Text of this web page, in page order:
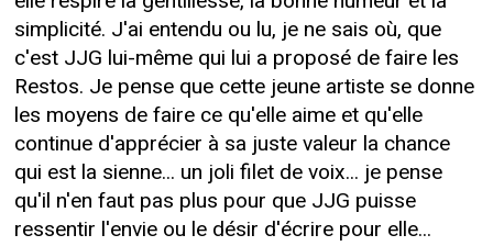
simplicité. J'ai entendu ou lu, je ne sais où, que
c'est JJG lui-même qui lui a proposé de faire les
Restos. Je pense que cette jeune artiste se donne
les moyens de faire ce qu'elle aime et qu'elle
continue d'apprécier à sa juste valeur la chance
qui est la sienne... un joli filet de voix... je pense
qu'il n'en faut pas plus pour que JJG puisse
ressentir l'envie ou le désir d'écrire pour elle...